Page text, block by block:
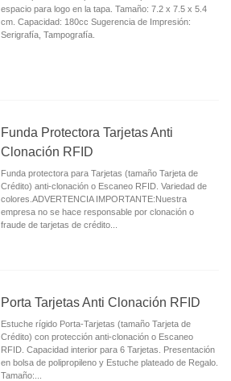
espacio para logo en la tapa. Tamaño: 7.2 x 7.5 x 5.4
cm. Capacidad: 180cc Sugerencia de Impresión:
Serigrafía, Tampografía.
Funda Protectora Tarjetas Anti
Clonación RFID
Funda protectora para Tarjetas (tamaño Tarjeta de
Crédito) anti-clonación o Escaneo RFID. Variedad de
colores.ADVERTENCIA IMPORTANTE:Nuestra
empresa no se hace responsable por clonación o
fraude de tarjetas de crédito...
Porta Tarjetas Anti Clonación RFID
Estuche rígido Porta-Tarjetas (tamaño Tarjeta de
Crédito) con protección anti-clonación o Escaneo
RFID. Capacidad interior para 6 Tarjetas. Presentación
en bolsa de polipropileno y Estuche plateado de Regalo.
Tamaño:...